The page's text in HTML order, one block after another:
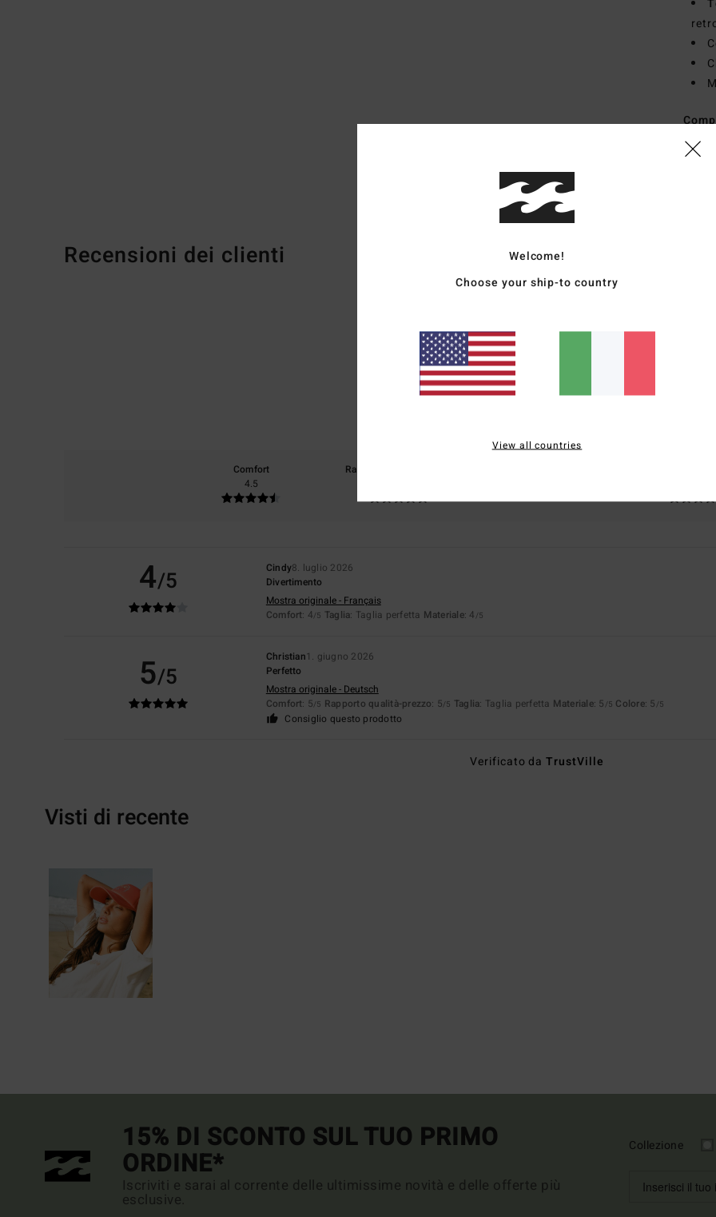
Recensioni dei clienti
4.5
Comfort
4.5
Rapporto qualità-prezzo
4/5 Cindy8. luglio 2026
Divertimento
Mostra originale - Français
Comfort: 4/5 Taglia: Taglia perfetta Materiale: 4 /5
5/5
Christian1. giugno 2026
Perfetto
Mostra originale - Deutsch
Comfort: 5/5 Rapporto qualità-prezzo: 5/5 Taglia: Taglia perfetta Materiale: 5 /5 Colore: 5 /5
Consiglio questo prodotto
Verificato daTrustVille
Visti di recente
15% DI SCONTO SUL TUO PRIMO
ORDINE*
Iscriviti e sarai al corrente delle ultimissime novità e delle offerte più
esclusive.
Collezione
Welcome!
Choose your ship-to country
View all countries